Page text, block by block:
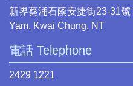
新界葵涌石蔭安捷街23-31
Yam, Kwai Chung, NT
電話 Telephone
2429 1221